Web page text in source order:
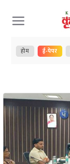
Skip
to
content
होम ई-पेपर